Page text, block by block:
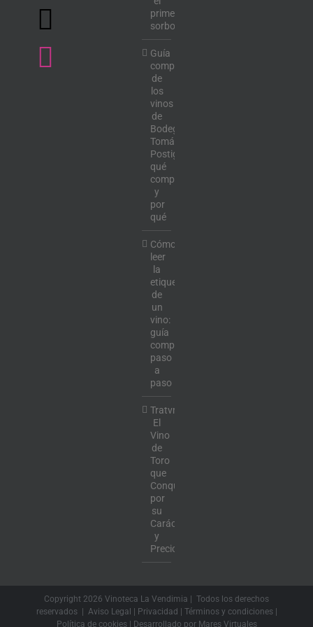
primer
sorbo
Guía
completa
de
los
vinos
de
Bodega
Tomás
Postigo:
qué
comprar
y
por
qué
Cómo
leer
la
etiqueta
de
un
vino:
guía
completa
paso
a
paso
Tratvm:
El
Vino
de
Toro
que
Conquista
por
su
Carácter
y
Precio
Copyright 2026 Vinoteca La Vendimia | Todos los derechos
reservados | Aviso Legal Privacidad Términos y condiciones|
Política de cookies| Desarrollado por Mares Virtuales